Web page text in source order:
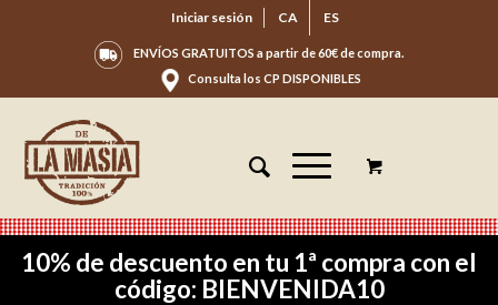
Iniciar sesión CA ES
ENVÍOS GRATUITOS a partir de 60€ de compra.
Consulta los CP DISPONIBLES
10% de descuento en tu 1ª compra con el
código: BIENVENIDA10